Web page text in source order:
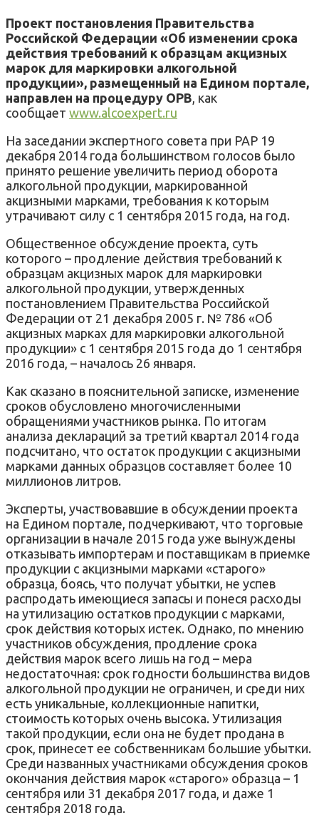
Проект постановления Правительства
Российской Федерации «Об изменении срока
действия требований к образцам акцизных
марок для маркировки алкогольной
продукции», размещенный на Едином портале,
направлен на процедуру ОРВ , как
сообщает www.alcoexpert.ru
На заседании экспертного совета при РАР 19
декабря 2014 года большинством голосов было
принято решение увеличить период оборота
алкогольной продукции, маркированной
акцизными марками, требования к которым
утрачивают силу с 1 сентября 2015 года, на год.
Общественное обсуждение проекта, суть
которого – продление действия требований к
образцам акцизных марок для маркировки
алкогольной продукции, утвержденных
постановлением Правительства Российской
Федерации от 21 декабря 2005 г. № 786 «Об
акцизных марках для маркировки алкогольной
продукции» с 1 сентября 2015 года до 1 сентября
2016 года, – началось 26 января.
Как сказано в пояснительной записке, изменение
сроков обусловлено многочисленными
обращениями участников рынка. По итогам
анализа деклараций за третий квартал 2014 года
подсчитано, что остаток продукции с акцизными
марками данных образцов составляет более 10
миллионов литров.
Эксперты, участвовавшие в обсуждении проекта
на Едином портале, подчеркивают, что торговые
организации в начале 2015 года уже вынуждены
отказывать импортерам и поставщикам в приемке
продукции с акцизными марками «старого»
образца, боясь, что получат убытки, не успев
распродать имеющиеся запасы и понеся расходы
на утилизацию остатков продукции с марками,
срок действия которых истек. Однако, по мнению
участников обсуждения, продление срока
действия марок всего лишь на год – мера
недостаточная: срок годности большинства видов
алкогольной продукции не ограничен, и среди них
есть уникальные, коллекционные напитки,
стоимость которых очень высока. Утилизация
такой продукции, если она не будет продана в
срок, принесет ее собственникам большие убытки.
Среди названных участниками обсуждения сроков
окончания действия марок «старого» образца – 1
сентября или 31 декабря 2017 года, и даже 1
сентября 2018 года.